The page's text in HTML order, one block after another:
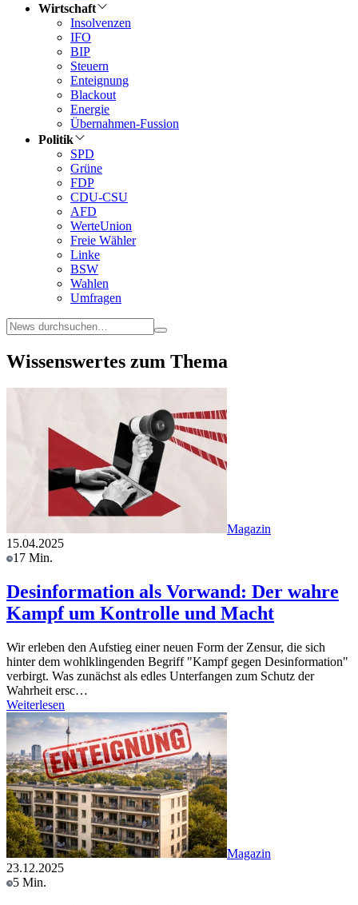
Wirtschaft
Insolvenzen
IFO
BIP
Steuern
Enteignung
Blackout
Energie
Übernahmen-Fussion
Politik
SPD
Grüne
FDP
CDU-CSU
AFD
WerteUnion
Freie Wähler
Linke
BSW
Wahlen
Umfragen
Wissenswertes zum Thema
Magazin
15.04.2025
17 Min.
Desinformation als Vorwand: Der wahre
Kampf um Kontrolle und Macht
Wir erleben den Aufstieg einer neuen Form der Zensur, die sich
hinter dem wohlklingenden Begriff "Kampf gegen Desinformation"
verbirgt. Was zunächst als edles Unterfangen zum Schutz der
Wahrheit ersc…
Weiterlesen
Magazin
23.12.2025
5 Min.